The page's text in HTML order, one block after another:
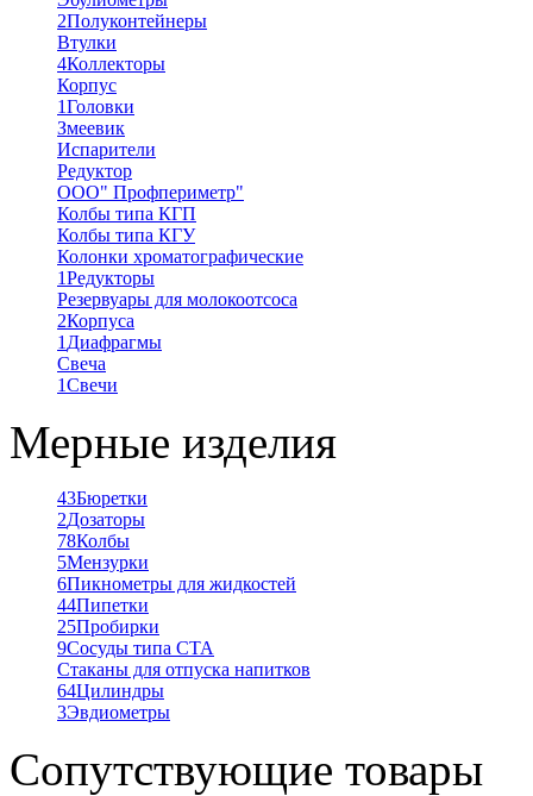
2Полуконтейнеры
Втулки
4Коллекторы
Корпус
1Головки
Змеевик
Испарители
Редуктор
ООО" Профпериметр"
Колбы типа КГП
Колбы типа КГУ
Колонки хроматографические
1Редукторы
Резервуары для молокоотсоса
2Корпуса
1 Диафрагмы
Свеча
1Свечи
Мерные изделия
43Бюретки
2Дозаторы
78Колбы
5Мензурки
6Пикнометры для жидкостей
44Пипетки
25Пробирки
9Сосуды типа СТА
Стаканы для отпуска напитков
64Цилиндры
3Эвдиометры
Сопутствующие товары